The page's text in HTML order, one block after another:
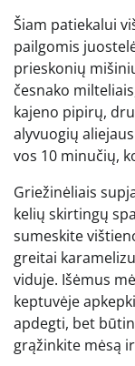
Šiam patiekalui
pailgomis
prieskonių
česnako
kajeno pipirų,
alyvuogių
vos 10 minučių,
Griežinėliais
kelių skirtingų
sumeskite
greitai
viduje. Išėmus
keptuvėje
apdegti, bet
grąžinkite mėsą